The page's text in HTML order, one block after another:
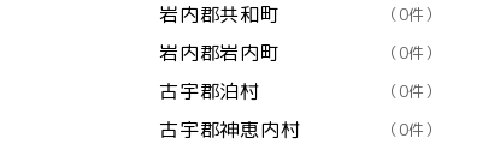
岩内郡共和町 （0件）
岩内郡岩内町 （0件）
古宇郡泊村 （0件）
古宇郡神恵内村 （0件）